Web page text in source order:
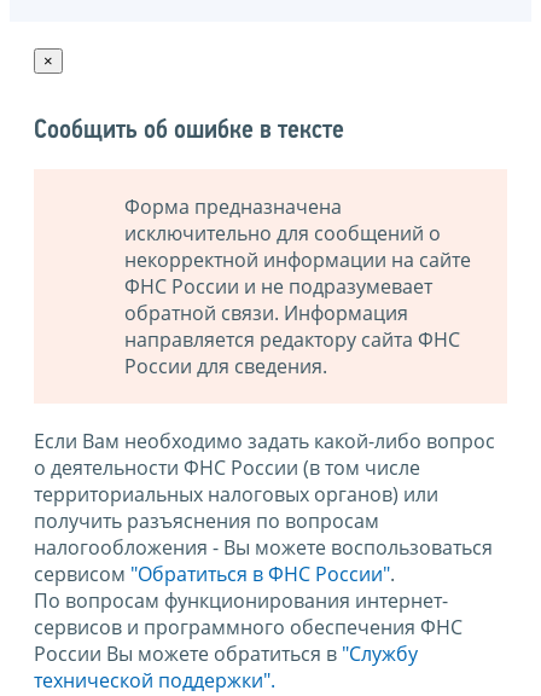
×
Сообщить об ошибке в тексте
Форма предназначена
исключительно для сообщений о
некорректной информации на сайте
ФНС России и не подразумевает
обратной связи. Информация
направляется редактору сайта ФНС
России для сведения.
Если Вам необходимо задать какой-либо вопрос
о деятельности ФНС России (в том числе
территориальных налоговых органов) или
получить разъяснения по вопросам
налогообложения - Вы можете воспользоваться
сервисом "Обратиться в ФНС России".
По вопросам функционирования интернет-
сервисов и программного обеспечения ФНС
России Вы можете обратиться в "Службу
технической поддержки".